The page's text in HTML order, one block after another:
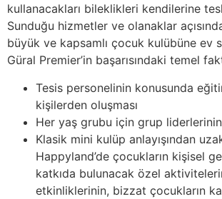
kullanacakları bileklikleri kendilerine
Sunduğu hizmetler ve olanaklar
büyük ve kapsamlı çocuk kulübüne ev
Güral Premier’in başarısındaki temel
Tesis personelinin konusunda
kişilerden oluşması
Her yaş grubu için grup liderlerinin
Klasik mini kulüp anlayışından
Happyland’de çocukların kişisel
katkıda bulunacak özel
etkinliklerinin, bizzat çocukların